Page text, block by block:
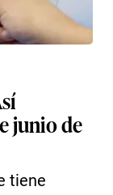
junio de
tiene